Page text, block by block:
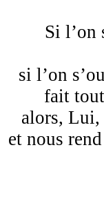
Si l’on
si l’on
fait
alors, Lui,
et nous